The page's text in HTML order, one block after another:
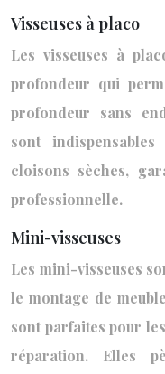
Visseuses à placo
Les visseuses à
profondeur qui
profondeur sans
sont
cloisons sèches,
professionnelle.
Mini-visseuses
Les mini-visseuses
le montage de
sont parfaites pour
réparation. Elles